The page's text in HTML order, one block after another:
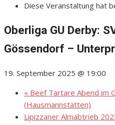
Diese Veranstaltung hat
Oberliga GU Derby:
Gössendorf –
19. September 2025 @ 19:00
« Beef Tartare Abend im
(Hausmannstätten)
Lipizzaner Almabtrieb